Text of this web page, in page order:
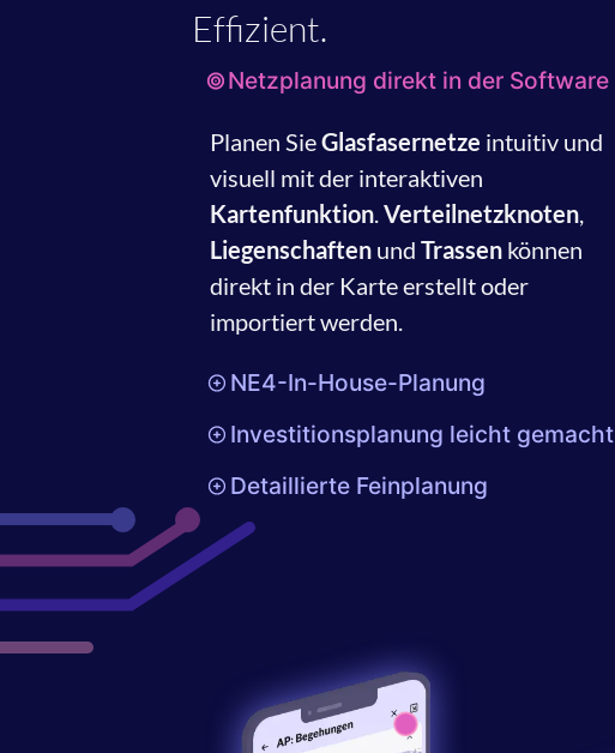
Effizient.
Netzplanung direkt in der Software
Planen SieGlasfasernetze intuitiv und
visuell mit der interaktiven
Kartenfunktion.Verteilnetzknoten,
Liegenschaftenund Trassenkönnen
direkt in der Karte erstellt oder
importiert werden.
NE4-In-House-Planung
Investitionsplanung leicht gemacht
Detaillierte Feinplanung